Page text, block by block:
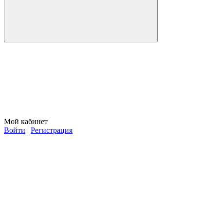
Мой кабинет
Войти | Регистрация